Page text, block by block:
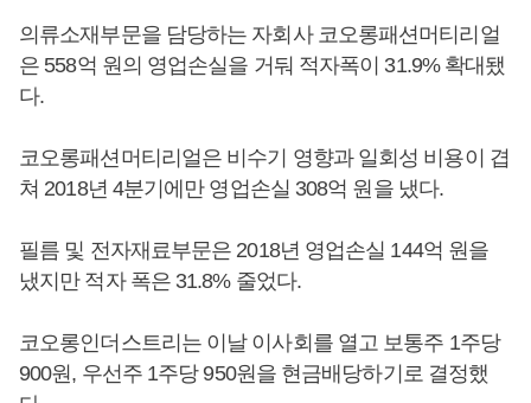
의류소재부문을 담당하는 자회사 코오롱패션머티리얼
은 558억 원의 영업손실을 거둬 적자폭이 31.9% 확대됐
다.
코오롱패션머티리얼은 비수기 영향과 일회성 비용이 겹
쳐 2018년 4분기에만 영업손실 308억 원을 냈다.
필름 및 전자재료부문은 2018년 영업손실 144억 원을
냈지만 적자 폭은 31.8% 줄었다.
코오롱인더스트리는 이날 이사회를 열고 보통주 1주당
900원, 우선주 1주당 950원을 현금배당하기로 결정했